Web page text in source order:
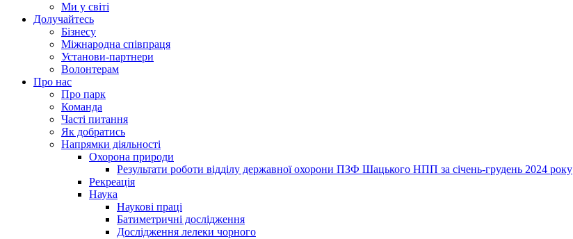
Ми у світі
Долучайтесь
Бізнесу
Міжнародна співпраця
Установи-партнери
Волонтерам
Про нас
Про парк
Команда
Часті питання
Як добратись
Напрямки діяльності
Охорона природи
Результати роботи відділу державної охорони ПЗФ Шацького НПП за січень-грудень 2024 року
Рекреація
Наука
Наукові праці
Батиметричні дослідження
Дослідження лелеки чорного